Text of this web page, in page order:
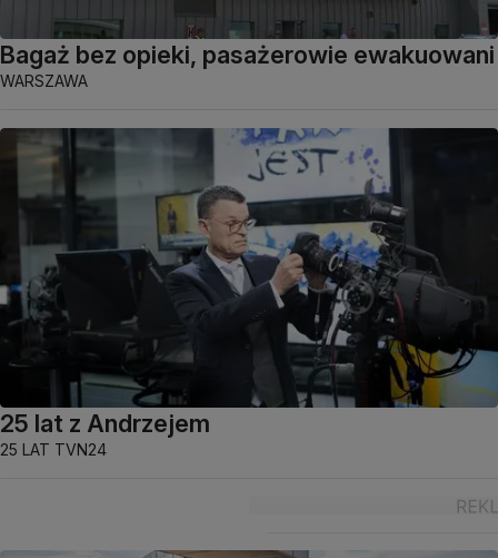
Bagaż bez opieki, pasażerowie ewakuowani
WARSZAWA
25 lat z Andrzejem
25 LAT TVN24